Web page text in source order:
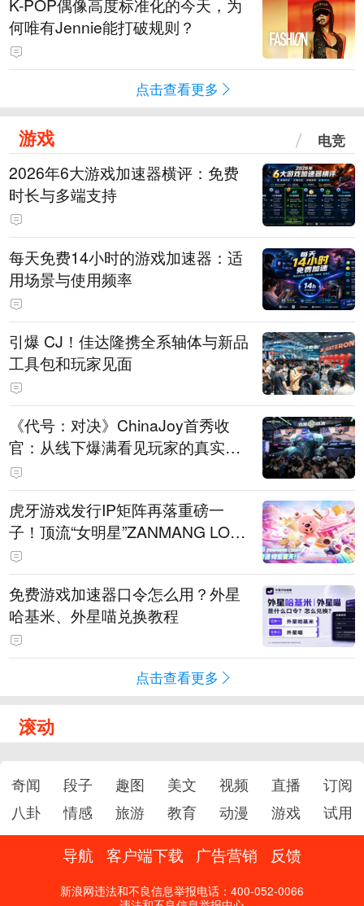
K-POP偶像高度标准化的今天，为
何唯有Jennie能打破规则？
点击查看更多
游戏 电竞
2026年6大游戏加速器横评：免费
时长与多端支持
每天免费14小时的游戏加速器：适
用场景与使用频率
引爆 CJ！佳达隆携全系轴体与新品
工具包和玩家见面
《代号：对决》ChinaJoy首秀收
官：从线下爆满看见玩家的真实期
待
虎牙游戏发行IP矩阵再落重磅一
子！顶流“女明星”ZANMANG LOO
PY 正版3D消除手游《消消奇遇》
惊喜曝光
免费游戏加速器口令怎么用？外星
哈基米、外星喵兑换教程
点击查看更多
滚动
奇闻 段子 趣图 美文 视频 直播
订阅
八卦
情感 旅游 教育 动漫 游戏 试用
导航 客户端下载 广告营销 反馈
新浪网违法和不良信息举报电话：400-052-0066